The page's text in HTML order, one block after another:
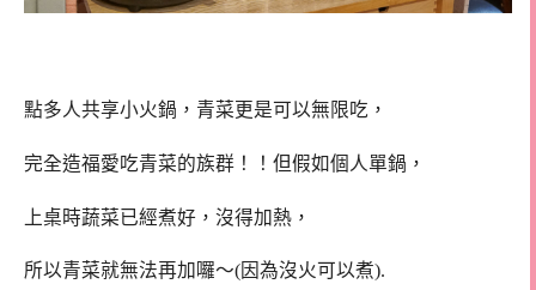
點多人共享小火鍋，青菜更是可以無限吃，
完全造福愛吃青菜的族群！！但假如個人單鍋，
上桌時蔬菜已經煮好，沒得加熱，
所以青菜就無法再加囉～(因為沒火可以煮).